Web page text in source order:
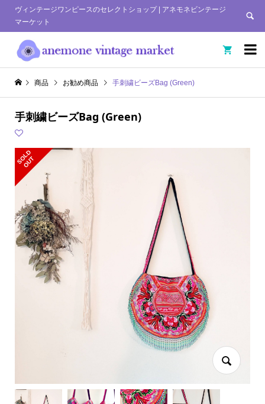
ヴィンテージワンピースのセレクトショップ | アネモネビンテージ
マーケット


商品 お勧め商品 手刺繍ビーズBag (Green)
手刺繍ビーズBag (Green)
S
O
L
D
O
U
T